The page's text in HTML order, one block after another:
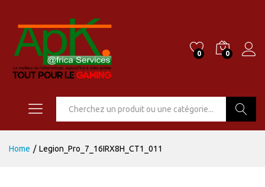
0 0
Home / Legion_Pro_7_16IRX8H_CT1_011